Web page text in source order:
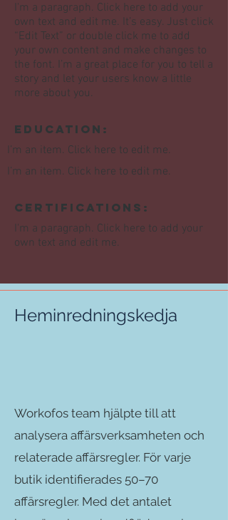
I'm a paragraph. Click here to add your
own text and edit me. It’s easy. Just click
“Edit Text” or double click me to add
your own content and make changes to
the font. I’m a great place for you to tell a
story and let your users know a little
more about you.
Education:
I’m an item. ​Click here to edit me.
I’m an item. ​Click here to edit me.
Certifications:
I'm a paragraph. Click here to add your
own text and edit me.
Heminredningskedja
Workofos team hjälpte till att
analysera affärsverksamheten och
relaterade affärsregler. För varje
butik identifierades 50–70
affärsregler. Med det antalet